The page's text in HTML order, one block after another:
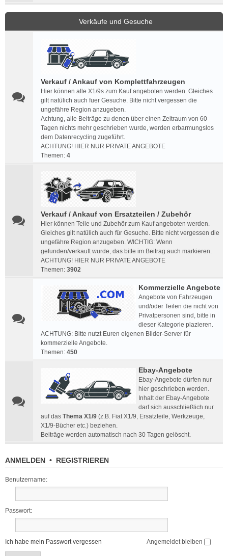
Verkäufe und Gesuche
Verkauf / Ankauf von Komplettfahrzeugen
Hier können alle X1/9s zum Kauf angeboten werden. Gleiches
gilt natülich auch fuer Gesuche. Bitte nicht vergessen die
ungefähre Region anzugeben.
Achtung, alle Beiträge zu denen über einen Zeitraum von 60
Tagen nichts mehr geschrieben wurde, werden erbarmungslos
dem Datenrecycling zugeführt.
ACHTUNG! HIER NUR PRIVATE ANGEBOTE
Themen: 4
Verkauf / Ankauf von Ersatzteilen / Zubehör
Hier können Teile und Zubehör zum Kauf angeboten werden.
Gleiches gilt natülich auch für Gesuche. Bitte nicht vergessen die
ungefähre Region anzugeben. WICHTIG: Wenn
gefunden/verkauft wurde, das bitte im Beitrag auch markieren.
ACHTUNG! HIER NUR PRIVATE ANGEBOTE
Themen: 3902
Kommerzielle Angebote
Angebote von Fahrzeugen
und/oder Teilen die nicht von
Privatpersonen sind, bitte in
dieser Kategorie plazieren.
ACHTUNG: Bitte nutzt Euren eigenen Bilder-Server für
kommerzielle Angebote.
Themen: 450
Ebay-Angebote
Ebay-Angebote dürfen nur
hier geschrieben werden.
Inhalt der Ebay-Angebote
darf sich ausschließlich nur
auf das Thema X1/9 (z.B. Fiat X1/9, Ersatzteile, Werkzeuge,
X1/9-Bücher etc.) beziehen.
Beiträge werden automatisch nach 30 Tagen gelöscht.
ANMELDEN • REGISTRIEREN
Benutzername:
Passwort:
Ich habe mein Passwort vergessen Angemeldet bleiben